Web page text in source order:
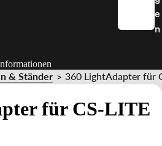
e
n
& Ständer > 360 LightAdapter für
für CS-LITE